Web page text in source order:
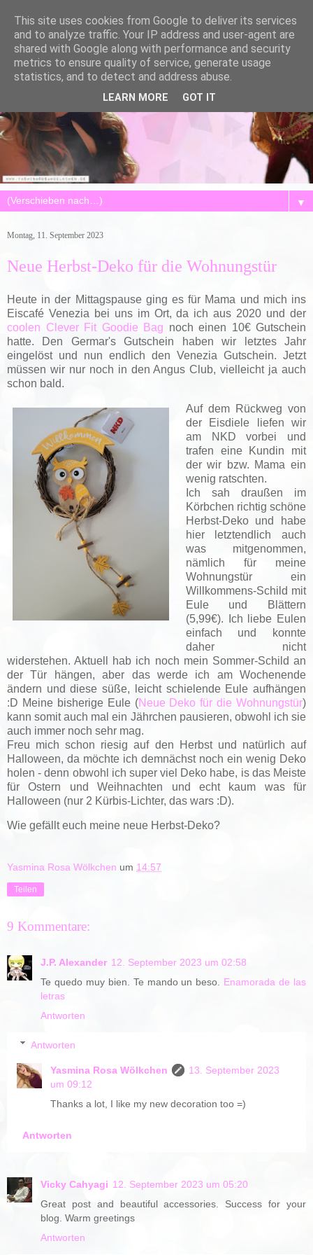
▼
Montag, 11. September 2023
Neue Herbst-Deko für die Wohnungstür
Heute in der Mittagspause ging es für Mama und mich ins
Eiscafé Venezia bei uns im Ort, da ich aus 2020 und der
coolen Clever Fit Goodie Bag noch einen 10€ Gutschein
hatte. Den Germar's Gutschein haben wir letztes Jahr
eingelöst und nun endlich den Venezia Gutschein. Jetzt
müssen wir nur noch in den Angus Club, vielleicht ja auch
schon bald.
Auf dem Rückweg von
der Eisdiele liefen wir
am NKD vorbei und
trafen eine Kundin mit
der wir bzw. Mama ein
wenig ratschten.
Ich sah draußen im
Körbchen richtig schöne
Herbst-Deko und habe
hier letztendlich auch
was mitgenommen,
nämlich für meine
Wohnungstür ein
Willkommens-Schild mit
Eule und Blättern
(5,99€). Ich liebe Eulen
einfach und konnte
daher nicht
widerstehen. Aktuell hab ich noch mein Sommer-Schild an
der Tür hängen, aber das werde ich am Wochenende
ändern und diese süße, leicht schielende Eule aufhängen
:D Meine bisherige Eule (Neue Deko für die Wohnungstür)
kann somit auch mal ein Jährchen pausieren, obwohl ich sie
auch immer noch sehr mag.
Freu mich schon riesig auf den Herbst und natürlich auf
Halloween, da möchte ich demnächst noch ein wenig Deko
holen - denn obwohl ich super viel Deko habe, is das Meiste
für Ostern und Weihnachten und echt kaum was für
Halloween (nur 2 Kürbis-Lichter, das wars :D).
Wie gefällt euch meine neue Herbst-Deko?
Yasmina Rosa Wölkchen um 14:57
Teilen
9 Kommentare:
J.P. Alexander 12. September 2023 um 02:58
Te quedo muy bien. Te mando un beso. Enamorada de las
letras
Antworten
Antworten
Yasmina Rosa Wölkchen
13. September 2023
um 09:12
Thanks a lot, I like my new decoration too =)
Antworten
Vicky Cahyagi 12. September 2023 um 05:20
Great post and beautiful accessories. Success for your
blog. Warm greetings
Antworten
This site uses cookies from Google to deliver its services
and to analyze traffic. Your IP address and user-agent are
shared with Google along with performance and security
metrics to ensure quality of service, generate usage
statistics, and to detect and address abuse.
LEARN MORE GOT IT